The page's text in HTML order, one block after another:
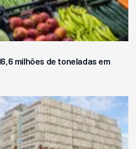
milhões de toneladas em